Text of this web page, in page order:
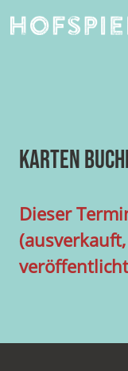
Karten
Dieser